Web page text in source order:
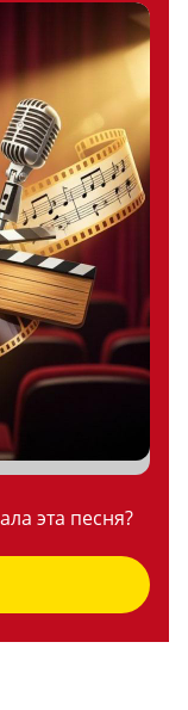
эта песня?